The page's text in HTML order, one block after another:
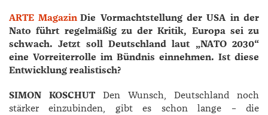
ARTE Magazin Die Vormachtstellung der USA in der
Nato führt regelmäßig zu der Kritik, Europa sei zu
schwach. Jetzt soll Deutschland laut „NATO 2030“
eine Vorreiterrolle im Bündnis einnehmen. Ist diese
Entwicklung realistisch?
SIMON KOSCHUT Den Wunsch, Deutschland noch
stärker einzubinden, gibt es schon lange – die